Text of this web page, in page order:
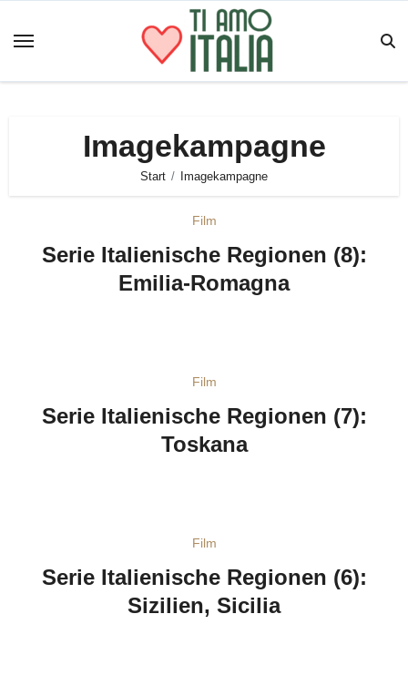
Inhalt
Imagekampagne
Start Imagekampagne
Film
Serie Italienische Regionen (8):
Emilia-Romagna
Film
Serie Italienische Regionen (7):
Toskana
Film
Serie Italienische Regionen (6):
Sizilien, Sicilia